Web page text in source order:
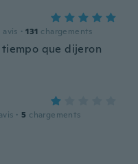
avis · 131 chargements
que dijeron
avis · 5 chargements